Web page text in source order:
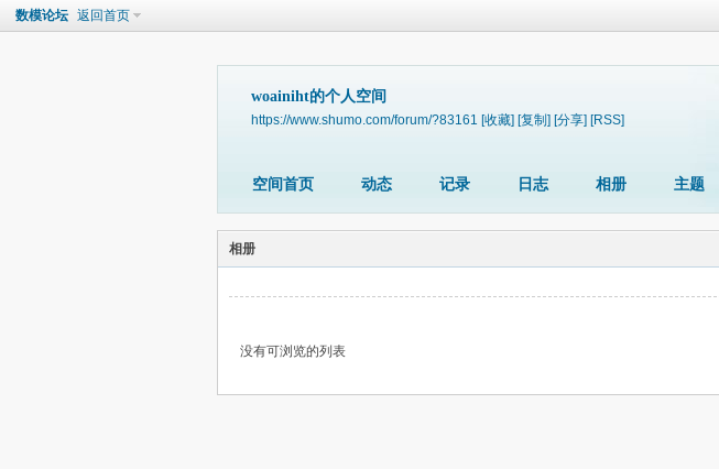
数模论坛 返回首页
woainiht的个人空间
https://www.shumo.com/forum/?83161 [收藏] [复制] [分享] [RSS]
空间首页 动态 记录 日志 相册 主题
相册
没有可浏览的列表